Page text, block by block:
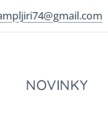
NOVINKY